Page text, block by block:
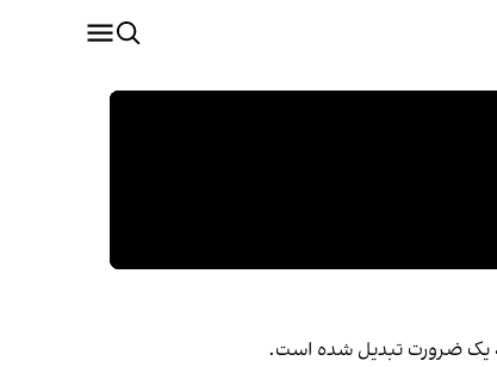
به یک ضرورت تبدیل شده است.